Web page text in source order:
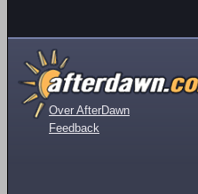
Over AfterDawn
Feedback